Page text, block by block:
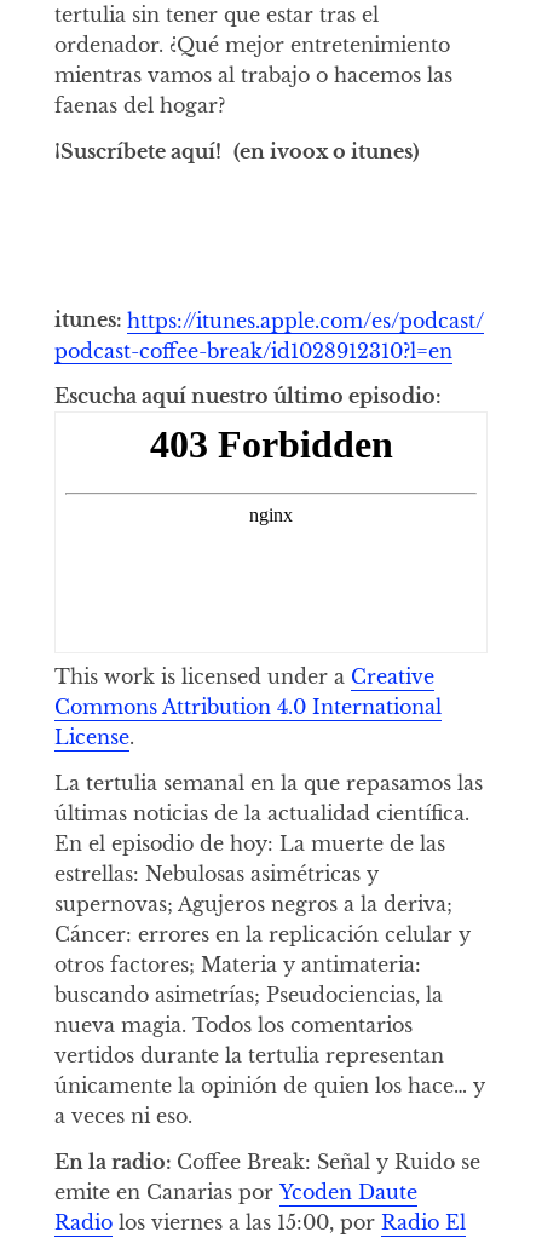
tertulia sin tener que estar tras el
ordenador. ¿Qué mejor entretenimiento
mientras vamos al trabajo o hacemos las
faenas del hogar?
¡Suscríbete aquí! (en ivoox o itunes)
itunes: https://itunes.apple.com/es/podcast/
podcast-coffee-break/id1028912310?l=en
Escucha aquí nuestro último episodio:
This work is licensed under a Creative
Commons Attribution 4.0 International
License.
La tertulia semanal en la que repasamos las
últimas noticias de la actualidad científica.
En el episodio de hoy: La muerte de las
estrellas: Nebulosas asimétricas y
supernovas; Agujeros negros a la deriva;
Cáncer: errores en la replicación celular y
otros factores; Materia y antimateria:
buscando asimetrías; Pseudociencias, la
nueva magia. Todos los comentarios
vertidos durante la tertulia representan
únicamente la opinión de quien los hace… y
a veces ni eso.
En la radio: Coffee Break: Señal y Ruido se
emite en Canarias por Ycoden Daute
Radiolos viernes a las 15:00, por Radio El